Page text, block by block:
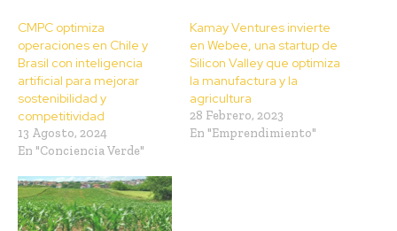
CMPC optimiza
operaciones en Chile y
Brasil con inteligencia
artificial para mejorar
sostenibilidad y
competitividad
13 Agosto, 2024
En "Conciencia Verde"
Kamay Ventures invierte
en Webee, una startup de
Silicon Valley que optimiza
la manufactura y la
agricultura
28 Febrero, 2023
En "Emprendimiento"